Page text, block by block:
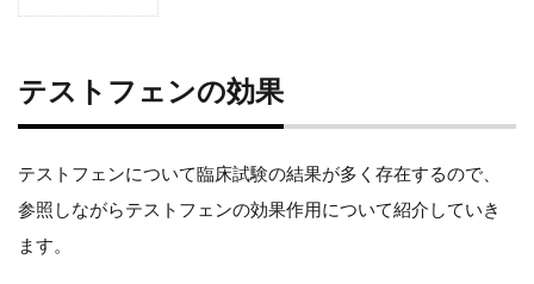
テ
ト
ェ
ン
テストフェンの効果
テストフェンについて臨床試験の結果が多く存在するので、
参照しながらテストフェンの効果作用について紹介していき
ます。